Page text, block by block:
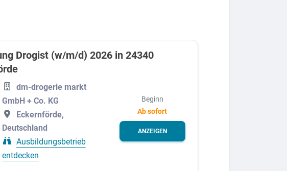
Drogist (w/m/d) 2026 in 24340
dm-drogerie markt
GmbH + Co. KG
Eckernförde,
Deutschland
Ausbildungsbetrieb
entdecken
Beginn
Ab sofort
ANZEIGEN